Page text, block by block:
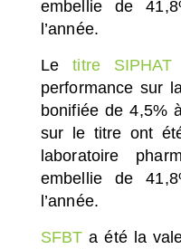
embellie de
l’année.
Letitre SIPHAT
performance sur
bonifiée de 4,5%
sur le titre ont
laboratoire
embellie de
l’année.
SFBT a été la